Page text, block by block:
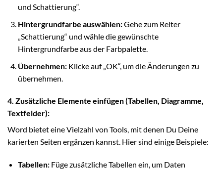
und Schattierung“.
Hintergrundfarbe auswählen:Gehe zum Reiter
„Schattierung“ und wähle die gewünschte
Hintergrundfarbe aus der Farbpalette.
Übernehmen:Klicke auf „OK“, um die Änderungen zu
übernehmen.
4. Zusätzliche Elemente einfügen (Tabellen, Diagramme,
Textfelder):
Word bietet eine Vielzahl von Tools, mit denen Du Deine
karierten Seiten ergänzen kannst. Hier sind einige Beispiele:
Tabellen:Füge zusätzliche Tabellen ein, um Daten